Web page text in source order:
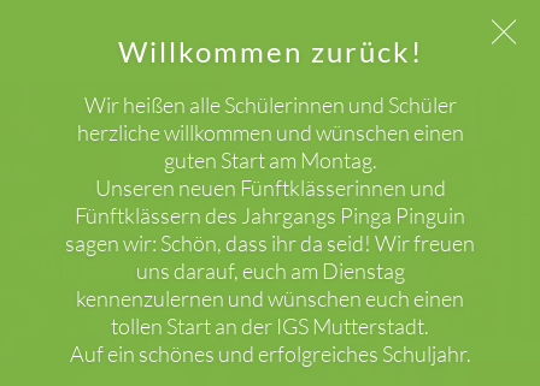
Willkommen zurück!
Wir heißen alle Schülerinnen und Schüler
herzliche willkommen und wünschen einen
guten Start am Montag.
Unseren neuen Fünftklässerinnen und
Fünftklässern des Jahrgangs Pinga Pinguin
sagen wir: Schön, dass ihr da seid! Wir freuen
uns darauf, euch am Dienstag
kennenzulernen und wünschen euch einen
tollen Start an der IGS Mutterstadt.
Auf ein schönes und erfolgreiches Schuljahr.
Aktuelles HOME BLOG ALLGEMEIN